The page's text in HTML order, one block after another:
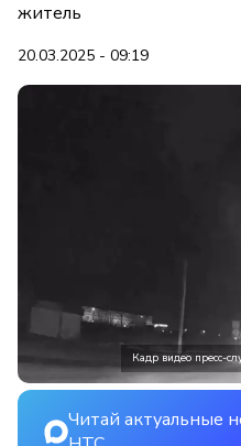
житель
20.03.2025 - 09:19
Кадр видео пресс-
Читай актуальные